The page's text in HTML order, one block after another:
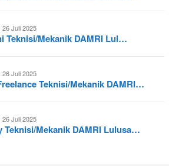
26 Juli 2025
Teknisi/Mekanik DAMRI Lul…
26 Juli 2025
Teknisi/Mekanik DAMRI…
26 Juli 2025
Teknisi/Mekanik DAMRI Lulusa…